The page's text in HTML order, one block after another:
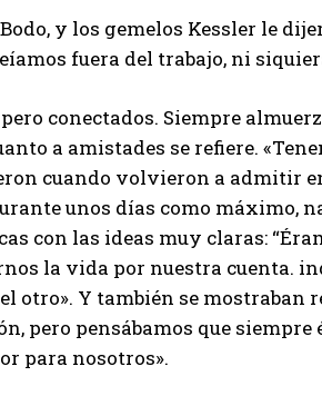
y los gemelos Kessler le
fuera del trabajo, ni
conectados. Siempre
a amistades se refiere.
cuando volvieron a admitir en
unos días como máximo,
con las ideas muy claras:
la vida por nuestra cuenta.
otro». Y también se mostraban
pero pensábamos que siempre
para nosotros».